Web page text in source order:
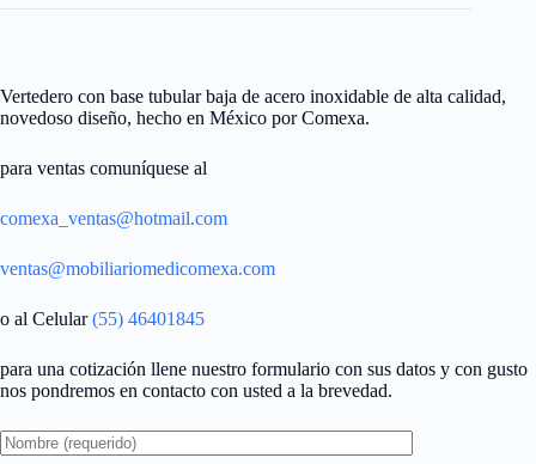
Vertedero con base tubular baja de acero inoxidable de alta calidad,
novedoso diseño, hecho en México por Comexa.
para ventas comuníquese al
comexa_ventas@hotmail.com
ventas@mobiliariomedicomexa.com
o al Celular(55) 46401845
para una cotización llene nuestro formulario con sus datos y con gusto
nos pondremos en contacto con usted a la brevedad.